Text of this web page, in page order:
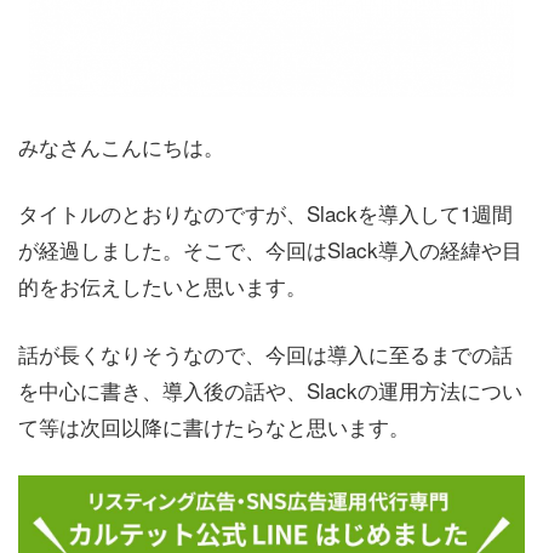
みなさんこんにちは。
タイトルのとおりなのですが、Slackを導入して1週間
が経過しました。そこで、今回はSlack導入の経緯や目
的をお伝えしたいと思います。
話が長くなりそうなので、今回は導入に至るまでの話
を中心に書き、導入後の話や、Slackの運用方法につい
て等は次回以降に書けたらなと思います。